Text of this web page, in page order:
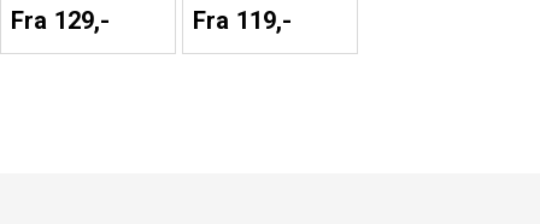
Fra 129,- Fra 119,-